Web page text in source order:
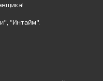
"Интайм".